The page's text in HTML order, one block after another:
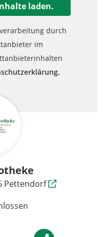
laden.
durch
im
Pettendorf